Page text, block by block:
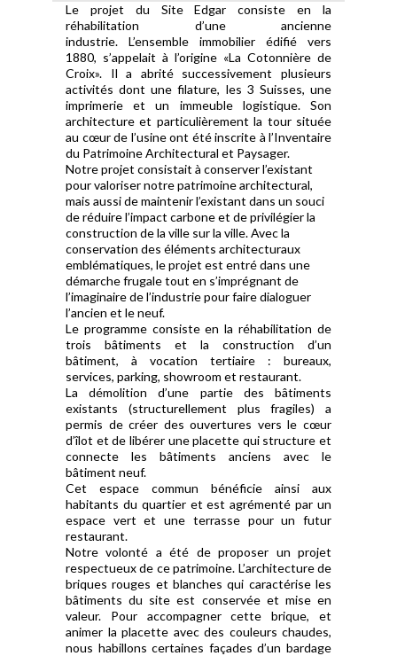
Le projet du Site Edgar consiste en la
réhabilitation d’une ancienne
industrie. L’ensemble immobilier édifié vers
1880, s’appelait à l’origine «La Cotonnière de
Croix». Il a abrité successivement plusieurs
activités dont une filature, les 3 Suisses, une
imprimerie et un immeuble logistique. Son
architecture et particulièrement la tour située
au cœur de l’usine ont été inscrite à l’Inventaire
du Patrimoine Architectural et Paysager.
Notre projet consistait à conserver l’existant
pour valoriser notre patrimoine architectural,
mais aussi de maintenir l’existant dans un souci
de réduire l’impact carbone et de privilégier la
construction de la ville sur la ville. Avec la
conservation des éléments architecturaux
emblématiques, le projet est entré dans une
démarche frugale tout en s’imprégnant de
l’imaginaire de l’industrie pour faire dialoguer
l’ancien et le neuf.
Le programme consiste en la réhabilitation de
trois bâtiments et la construction d’un
bâtiment, à vocation tertiaire : bureaux,
services, parking, showroom et restaurant.
La démolition d’une partie des bâtiments
existants (structurellement plus fragiles) a
permis de créer des ouvertures vers le cœur
d’îlot et de libérer une placette qui structure et
connecte les bâtiments anciens avec le
bâtiment neuf.
Cet espace commun bénéficie ainsi aux
habitants du quartier et est agrémenté par un
espace vert et une terrasse pour un futur
restaurant.
Notre volonté a été de proposer un projet
respectueux de ce patrimoine. L’architecture de
briques rouges et blanches qui caractérise les
bâtiments du site est conservée et mise en
valeur. Pour accompagner cette brique, et
animer la placette avec des couleurs chaudes,
nous habillons certaines façades d’un bardage